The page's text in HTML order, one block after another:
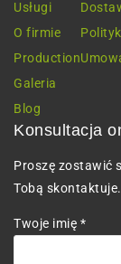
Usługi
O firmie
Production
Galeria
Blog
Konsultacja
Proszę zostawić
Tobą skontaktuje.
Twoje imię *